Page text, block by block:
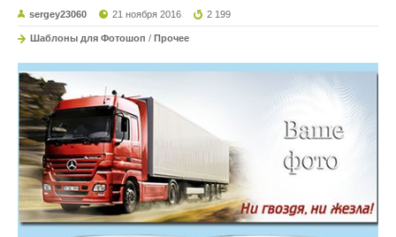
sergey23060 21 ноября 2016 2 199
Шаблоны для Фотошоп / Прочее